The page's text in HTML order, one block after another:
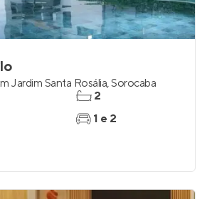
Jardim Santa Rosália,Sorocaba
2
1 e 2